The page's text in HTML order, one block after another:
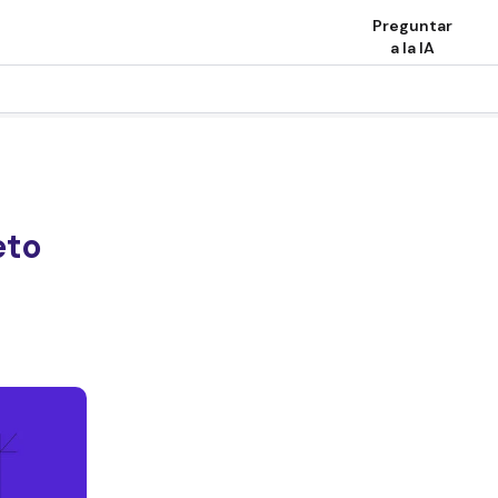
Preguntar
a la IA